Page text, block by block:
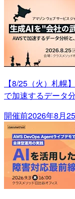
【8/25（火）札幌
で加速するデータ
開催前2026年8月